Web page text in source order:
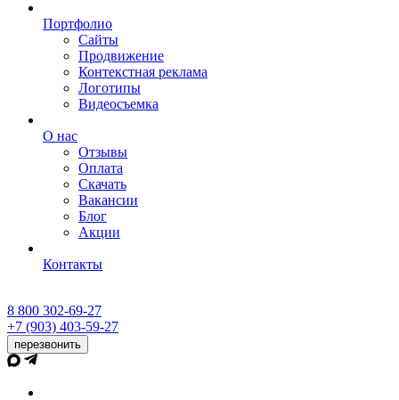
Портфолио
Сайты
Продвижение
Контекстная реклама
Логотипы
Видеосъемка
О нас
Отзывы
Оплата
Скачать
Вакансии
Блог
Акции
Контакты
8 800 302-69-27
+7 (903) 403-59-27
перезвонить